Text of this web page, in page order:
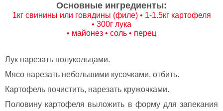
Основные ингредиенты:
1кг свинины или говядины (филе) • 1-1.5кг картофеля
• 300г лука
• майонез • соль • перец
Лук нарезать полукольцами.
Мясо нарезать небольшими кусочками, отбить.
Картофель почистить, нарезать кружочками.
Половину картофеля выложить в форму для запекания